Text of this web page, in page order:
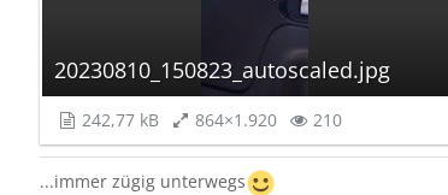
20230810_150823_autoscaled.jpg
242,77 kB 864×1.920 210
...immer zügig unterwegs